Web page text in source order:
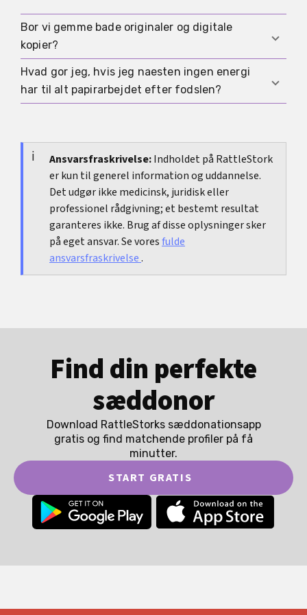
en saerlig grund. Forst kommer registrering,
sundhed og ydelser som regel.
Ja, flere trin kan startes digitalt. Det udelukker
dog ikke, at originaldokumenter eller ekstra
bekraeftelser kan blive efterspurgt senere.
Bor vi gemme bade originaler og digitale
kopier?
Ja, det er klogt. Originaler kan blive nodvendige
senere, mens digitale kopier gor det meget
Hvad gor jeg, hvis jeg naesten ingen energi
har til alt papirarbejdet efter fodslen?
Begynd med registrering, sundhed og de
vigtigste frister. Resten kan ofte vente, til
kroppen og hverdagen er lidt mere stabile.
Ansvarsfraskrivelse:Indholdet på RattleStork
er kun til generel information og uddannelse.
Det udgør ikke medicinsk, juridisk eller
professionel rådgivning; et bestemt resultat
garanteres ikke. Brug af disse oplysninger sker
på eget ansvar. Se voresfulde
ansvarsfraskrivelse.
Find din perfekte
sæddonor
Download RattleStorks sæddonationsapp
gratis og find matchende profiler på få
minutter.
START GRATIS